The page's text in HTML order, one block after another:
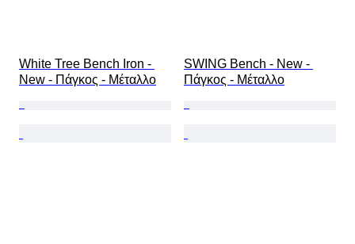
White Tree Bench Iron -
New - Πάγκος - Μέταλλο
SWING Bench - New -
Πάγκος - Μέταλλο